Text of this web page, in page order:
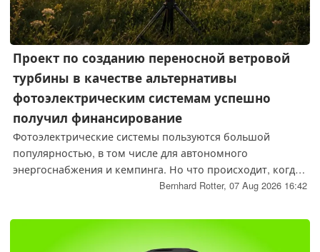
Проект по созданию переносной ветровой
турбины в качестве альтернативы
фотоэлектрическим системам успешно
получил финансирование
Фотоэлектрические системы пользуются большой
популярностью, в том числе для автономного
энергоснабжения и кемпинга. Но что происходит, когда
солнце не светит? Новая портативная ветряная турбина
Bernhard Rotter, 07 Aug 2026 16:42